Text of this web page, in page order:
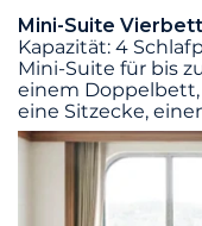
Mini-Suite
Kapazität: 4
Mini-Suite für bis
einem Doppelbett,
eine Sitzecke,